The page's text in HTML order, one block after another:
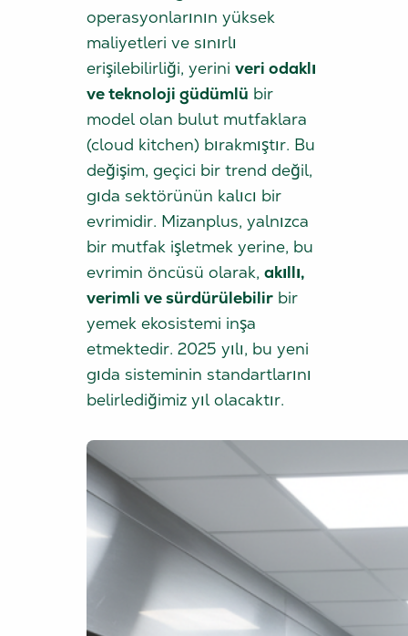
operasyonlarının yüksek
maliyetleri ve sınırlı
erişilebilirliği, yerini veri odaklı
ve teknoloji güdümlü bir
model olan bulut mutfaklara
(cloud kitchen) bırakmıştır. Bu
değişim, geçici bir trend değil,
gıda sektörünün kalıcı bir
evrimidir. Mizanplus, yalnızca
bir mutfak işletmek yerine, bu
evrimin öncüsü olarak, akıllı,
verimli ve sürdürülebilirbir
yemek ekosistemi inşa
etmektedir. 2025 yılı, bu yeni
gıda sisteminin standartlarını
belirlediğimiz yıl olacaktır.